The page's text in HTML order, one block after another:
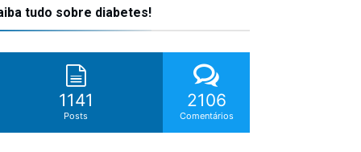
tudo sobre diabetes!
1141
Posts
2106
Comentários